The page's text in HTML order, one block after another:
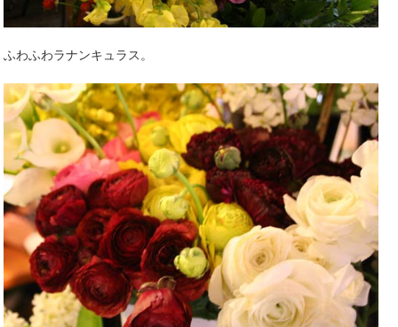
ふわふわラナンキュラス。